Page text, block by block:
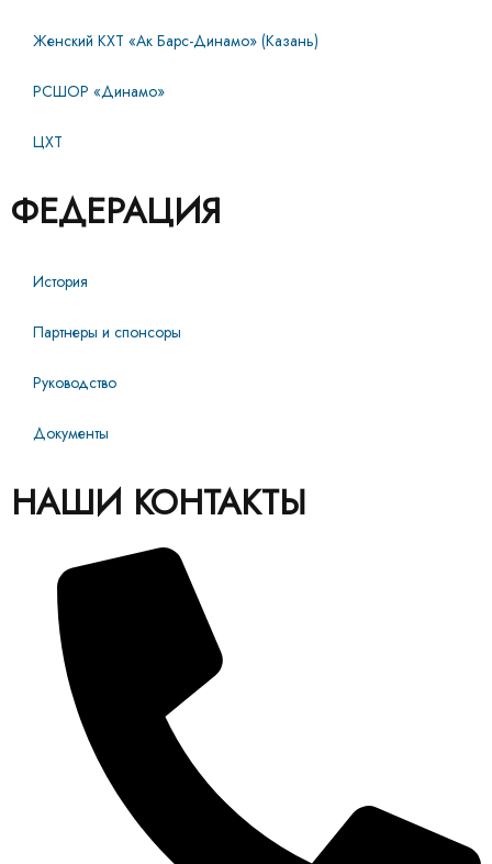
Женский КХТ «Ак Барс-Динамо» (Казань)
РСШОР «Динамо»
ЦХТ
ФЕДЕРАЦИЯ
История
Партнеры и спонсоры
Руководство
Документы
НАШИ КОНТАКТЫ